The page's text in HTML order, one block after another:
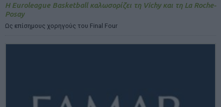
Η Euroleague Basketball καλωσορίζει τη Vichy και τη La Roche-
Posay
Ως επίσημους χορηγούς του Final Four